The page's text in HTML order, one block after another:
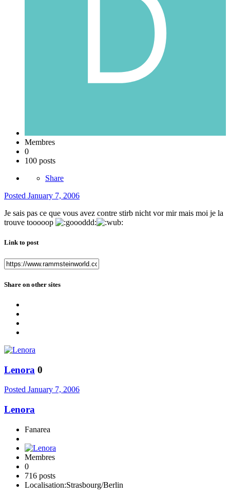
Membres
0
100 posts
Share
Posted January 7, 2006
Je sais pas ce que vous avez contre stirb nicht vor mir mais moi je la
trouve tooooop
Link to post
Share on other sites
Lenora 0
Posted January 7, 2006
Lenora
Fanarea
Membres
0
716 posts
Localisation:Strasbourg/Berlin